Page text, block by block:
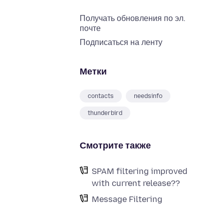
Получать обновления по эл.
почте
Подписаться на ленту
Метки
contacts needsinfo
thunderbird
Смотрите также
SPAM filtering improved
with current release??
Message Filtering